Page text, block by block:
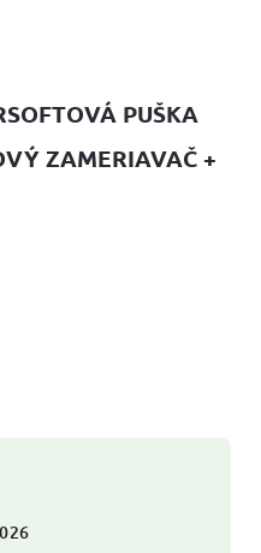
PUŠKA
ZAMERIAVAČ +